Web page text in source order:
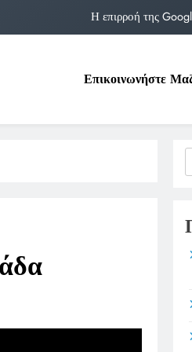
Η επιρροή της
Η Δομνα Μιχαηλίδου και οι Πολιτικές
Η επιρροή της
Η αστρολογία των
Επικοινωνήστε